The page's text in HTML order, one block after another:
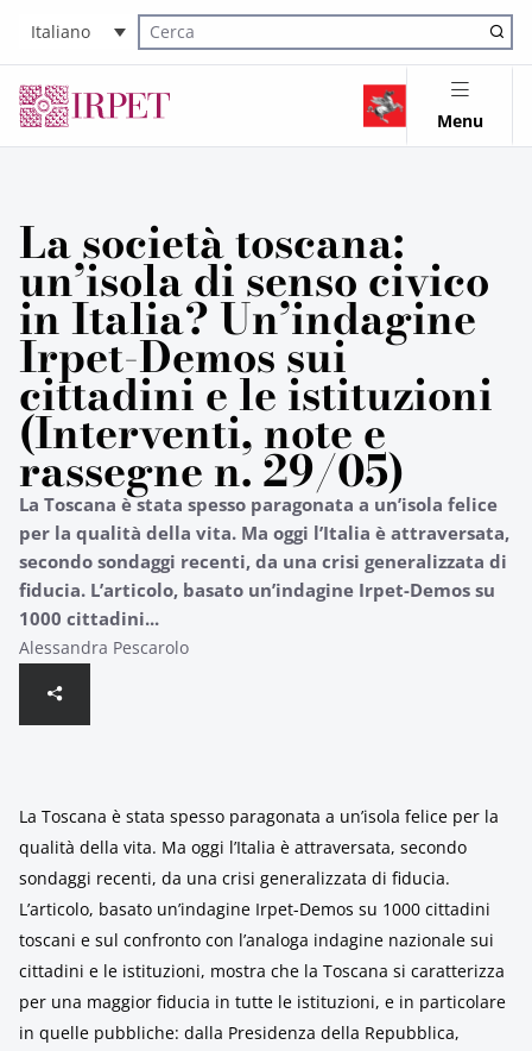
Italiano
Cerca nel sito
Menu
La società toscana:
un’isola di senso civico
in Italia? Un’indagine
Irpet-Demos sui
cittadini e le istituzioni
(Interventi, note e
rassegne n. 29/05)
La Toscana è stata spesso paragonata a un’isola felice
per la qualità della vita. Ma oggi l’Italia è attraversata,
secondo sondaggi recenti, da una crisi generalizzata di
fiducia. L’articolo, basato un’indagine Irpet-Demos su
1000 cittadini...
Alessandra Pescarolo
La Toscana è stata spesso paragonata a un’isola felice per la
qualità della vita. Ma oggi l’Italia è attraversata, secondo
sondaggi recenti, da una crisi generalizzata di fiducia.
L’articolo, basato un’indagine Irpet-Demos su 1000 cittadini
toscani e sul confronto con l’analoga indagine nazionale sui
cittadini e le istituzioni, mostra che la Toscana si caratterizza
per una maggior fiducia in tutte le istituzioni, e in particolare
in quelle pubbliche: dalla Presidenza della Repubblica,